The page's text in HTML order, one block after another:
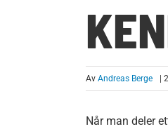
Av Andreas Berge |
Når man deler